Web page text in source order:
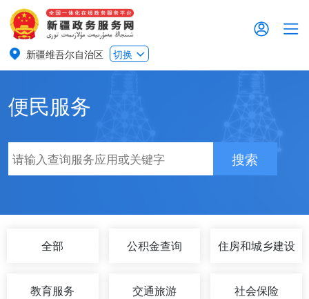
新疆维吾尔自治区 切换
便民服务
搜索
全部 公积金查询 住房和城乡建设
教育服务 交通旅游 社会保险